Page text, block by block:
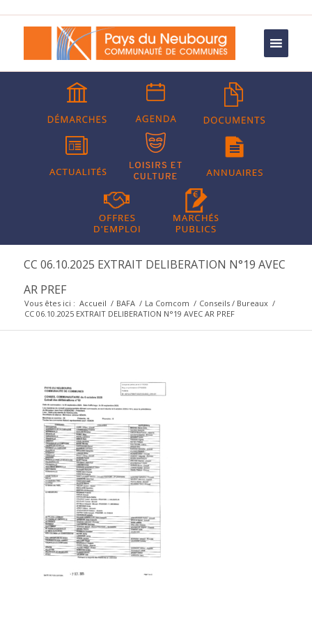
CC 06.10.2025 EXTRAIT DELIBERATION N°19 AVEC
AR PREF
Vous êtes ici : Accueil / BAFA / La Comcom / Conseils / Bureaux /
CC 06.10.2025 EXTRAIT DELIBERATION N°19 AVEC AR PREF